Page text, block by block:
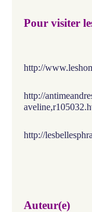
Pour visiter
http://
http://
http://
Auteur(e)